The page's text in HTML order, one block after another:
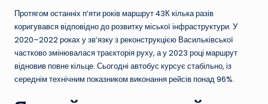
Протягом останніх п’яти років маршрут 43К кілька разів
коригувався відповідно до розвитку міської інфраструктури. У
2020–2022 роках у зв’язку з реконструкцією Васильківської
частково змінювалася траєкторія руху, а у 2023 році маршрут
відновив повне кільце. Сьогодні автобус курсує стабільно, із
середнім технічним показником виконання рейсів понад 96%.